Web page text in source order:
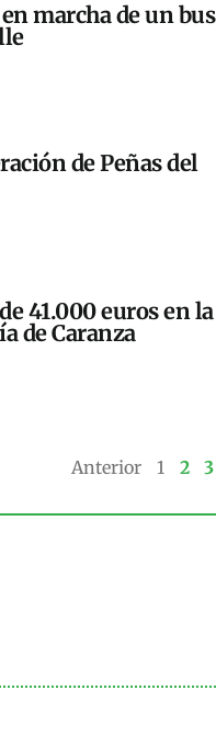
marcha de un bus
de Peñas del
41.000 euros en la
de Caranza
Anterior 1 2 3